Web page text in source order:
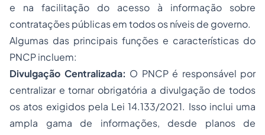
e na facilitação do acesso à informação sobre
contratações públicas em todos os níveis de governo.
Algumas das principais funções e características do
PNCP incluem:
Divulgação Centralizada: O PNCP é responsável por
centralizar e tornar obrigatória a divulgação de todos
os atos exigidos pela Lei 14.133/2021. Isso inclui uma
ampla gama de informações, desde planos de